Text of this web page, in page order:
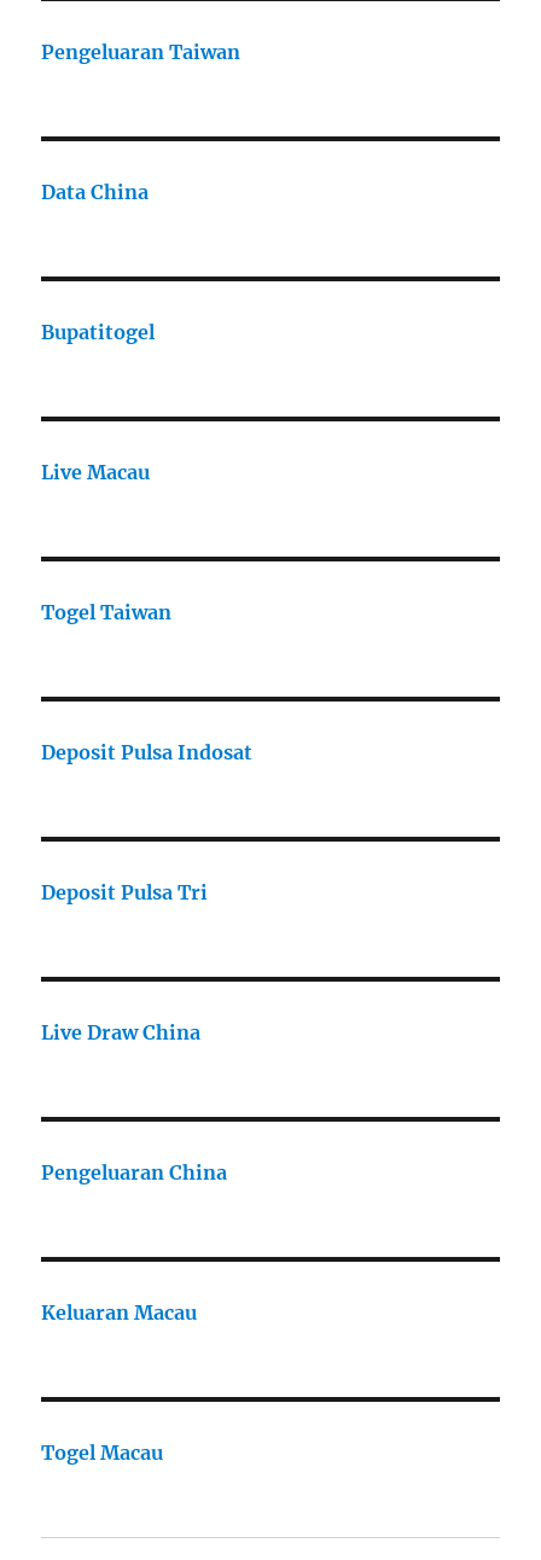
Pengeluaran Taiwan
Data China
Bupatitogel
Live Macau
Togel Taiwan
Deposit Pulsa Indosat
Deposit Pulsa Tri
Live Draw China
Pengeluaran China
Keluaran Macau
Togel Macau